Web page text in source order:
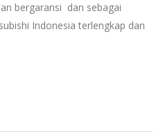
bergaransi dan sebagai
Indonesia terlengkap dan